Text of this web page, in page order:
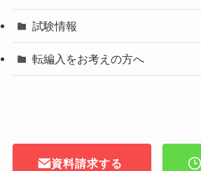
試験情報
転編入をお考えの方へ
資料請求する